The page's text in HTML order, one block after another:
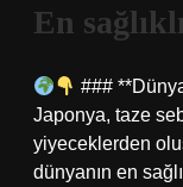
En
###
Japonya, taze
yiyeceklerden
dünyanın en